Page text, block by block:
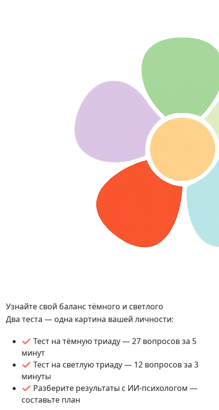
Узнайте свой баланс тёмного и светлого
Два теста — одна картина вашей личности:
Тест на тёмную триаду — 27 вопросов за 5
минут
Тест на светлую триаду — 12 вопросов за 3
минуты
Разберите результаты с ИИ-психологом —
составьте план